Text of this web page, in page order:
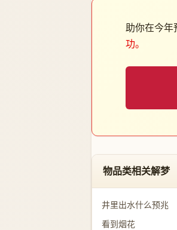
助你在今年
功。
物品类相关解梦
井里出水什么预兆
看到烟花